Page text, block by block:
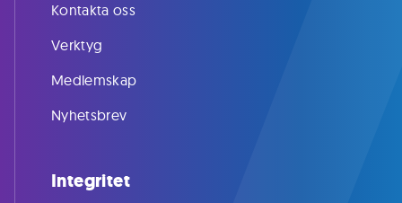
Kontakta oss
Verktyg
Medlemskap
Nyhetsbrev
Integritet